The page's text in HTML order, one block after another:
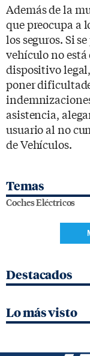
Además de la
que preocupa a
los seguros. Si
vehículo no
dispositivo
poner
asistencia,
usuario al no
de Vehículos.
Temas
Coches Eléctricos
Destacados
Lo más visto